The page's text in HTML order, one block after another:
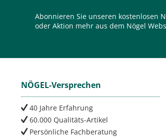
Abonnieren Sie unseren kostenlosen
oder Aktion mehr aus dem Nögel
NÖGEL-Versprechen
40 Jahre Erfahrung
60.000 Qualitäts-Artikel
Persönliche Fachberatung